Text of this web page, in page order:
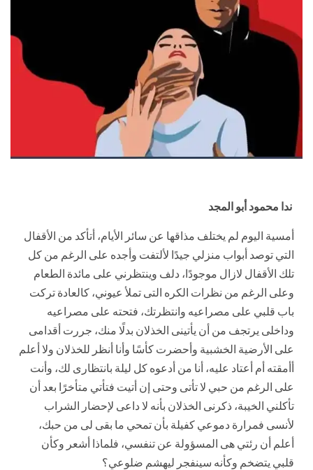
ندا محمود أبو المجد
أمسية اليوم لم يختلف مذاقها عن سائر الأيام، أتأكد من الأقفال
التي توصد أبواب منزلي جيدًا لألتفت وأجده على الرغم من كل
تلك الأقفال لازال موجودًا، دلف وينتظرني على مائدة الطعام
وعلى الرغم من نظرات الكره التى تملأ عيوني، كالعادة تركت
باب قلبي على مصراعيه وانتظرتك، فتحته على مصراعيه
وداخلى يرتجف من أن يأتينى الخذلان بدلًا منك، جررت أقدامى
على الأرضية الخشبية وأحضرت كأسًا وأنا أنظر للخذلان ولا أعلم
أأمقته أم أعتاد عليه، أنا من أدعوه كل ليلة بانتظارى لك، وأنت
على الرغم من حبي لا تأتى وحتى إن أتيت فتأتي متأخرًا بعد أن
تأكلني الخيبة، ذكرنى الخذلان بأنه لا داعى لإحضار الشراب
لأنسى فمرارة دموعي كفيلة بأن تمحي ما بقى لى من حبك،
أعلم أن رئتي هى المسؤولة عن تنفسي، فلماذا أشعر وكأن
قلبي يتضخم وكأنه سينفجر ليهشم ضلوعي؟